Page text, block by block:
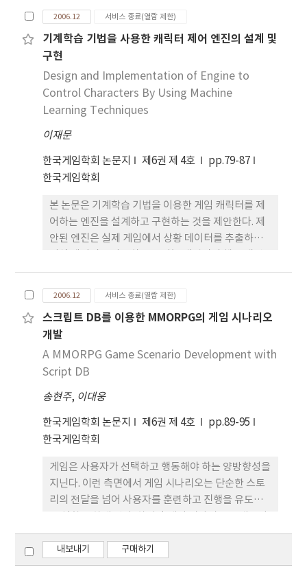
보만을 얻을 수 있을 뿐이다. 따라서 본 논문은 실제로
게임이용자에 대한 정보를 지속적으로 수집하고 분석
할 수 있는 시스템을 구축하여 효과적인 서비스를 제
공하기 위하여 고객에 대한 체계적인 관리 모델인
CRM(Customer Relationship Management)을
게임에 적용 하고자 한다. 이러한 CRM을 게임 시스템
에 적용하기 위해서는 1) CRM의 구성요소 2) 게임 분
현 모델을 기초하여 연구한다.
2006.12 서비스 종료(열람 제한)
기계학습 기법을 사용한 캐릭터 제어 엔진의 설계 및
구현
Design and Implementation of Engine to
Control Characters By Using Machine
Learning Techniques
이재문
한국게임학회 논문지 제6권 제 4호
pp.79-87
한국게임학회
본 논문은 기계학습 기법을 이용한 게임 캐릭터를 제
어하는 엔진을 설계하고 구현하는 것을 제안한다. 제
안된 엔진은 실제 게임에서 상황 데이터를 추출하여
을 게이머들이 쉽게 인식하지 못하는 장점이 있다. 이
를 위하여 상황 데이터를 추출하여 학습하는 모듈과
임의의 상황 데이터에 대하여 최적의 상황 제어를 판
단하는 시험 모듈을 개발하는 것을 제안하였다. 구현
된 엔진은 FEAR에 이식되고 Quake2 게임에 적용되
었다. 또한 개발된 엔진의 올바른 동작과 효율성을 위
하여 다양한 실험을 하였다. 실험으로부터 개발된 엔
효율적으로 동작함을 알 수 있었다.
2006.12 서비스 종료(열람 제한)
스크립트 DB를 이용한 MMORPG의 게임 시나리오
개발
A MMORPG Game Scenario Development with
Script DB
송현주, 이대웅
한국게임학회 논문지 제6권 제 4호
pp.89-95
한국게임학회
게임은 사용자가 선택하고 행동해야 하는 양방향성을
지닌다. 이런 측면에서 게임 시나리오는 단순한 스토
리의 전달을 넘어 사용자를 훈련하고 진행을 유도하
방대하고 각 사건 단위별로 연계가 되어 실제 제작 시
어려움이 따랐다. 본 논문에서는 최소 단위인 스크립
트를 DB화해 이를 바탕으로 퀘스트를 작성하고 이를
내보내기 구매하기